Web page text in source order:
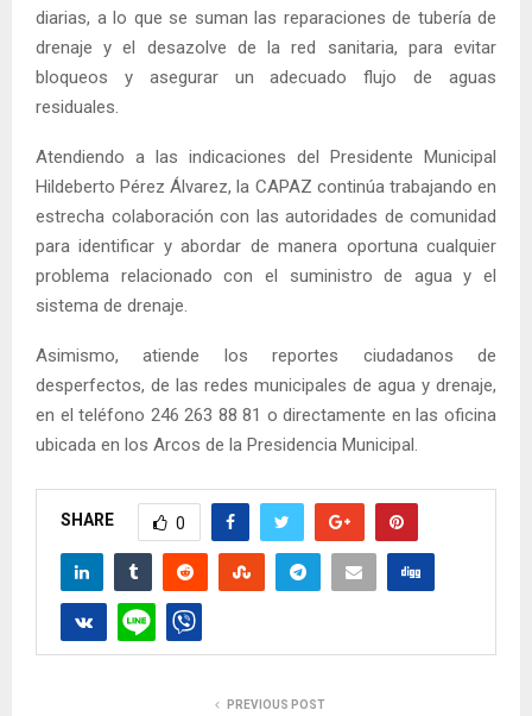
diarias, a lo que se suman las reparaciones de tubería de
drenaje y el desazolve de la red sanitaria, para evitar
bloqueos y asegurar un adecuado flujo de aguas
residuales.
Atendiendo a las indicaciones del Presidente Municipal
Hildeberto Pérez Álvarez, la CAPAZ continúa trabajando en
estrecha colaboración con las autoridades de comunidad
para identificar y abordar de manera oportuna cualquier
problema relacionado con el suministro de agua y el
sistema de drenaje.
Asimismo, atiende los reportes ciudadanos de
desperfectos, de las redes municipales de agua y drenaje,
en el teléfono 246 263 88 81 o directamente en las oficina
ubicada en los Arcos de la Presidencia Municipal.
SHARE 0
PREVIOUS POST